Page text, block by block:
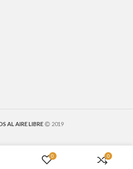
AL AIRE LIBRE 2019
0 0